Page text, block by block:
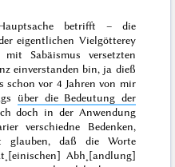
betrifft – die
eigentlichen Vielgötterey
mit Sabäismus versetzten
einverstanden bin, ja dieß
schon vor 4 Jahren von mir
über die Bedeutung der
doch in der Anwendung
verschiedne Bedenken,
glauben, daß die Worte
Abh˖[andlung]